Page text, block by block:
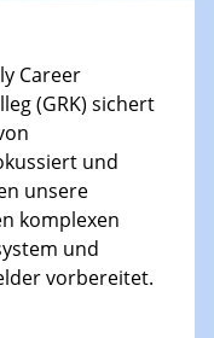
Career
(GRK) sichert
und
unsere
komplexen
und
vorbereitet.